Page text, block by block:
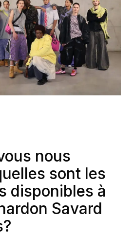
nous
sont les
disponibles à
Savard